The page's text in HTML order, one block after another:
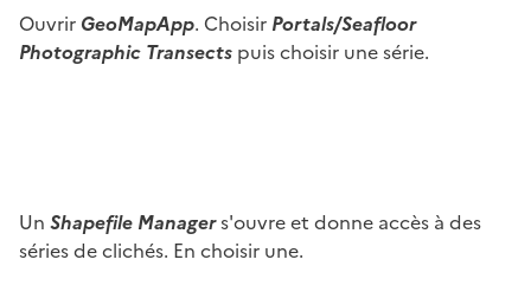
Ouvrir GeoMapApp. Choisir Portals/Seafloor
Photographic Transects puis choisir une série.
Un Shapefile Managers'ouvre et donne accès à des
séries de clichés. En choisir une.